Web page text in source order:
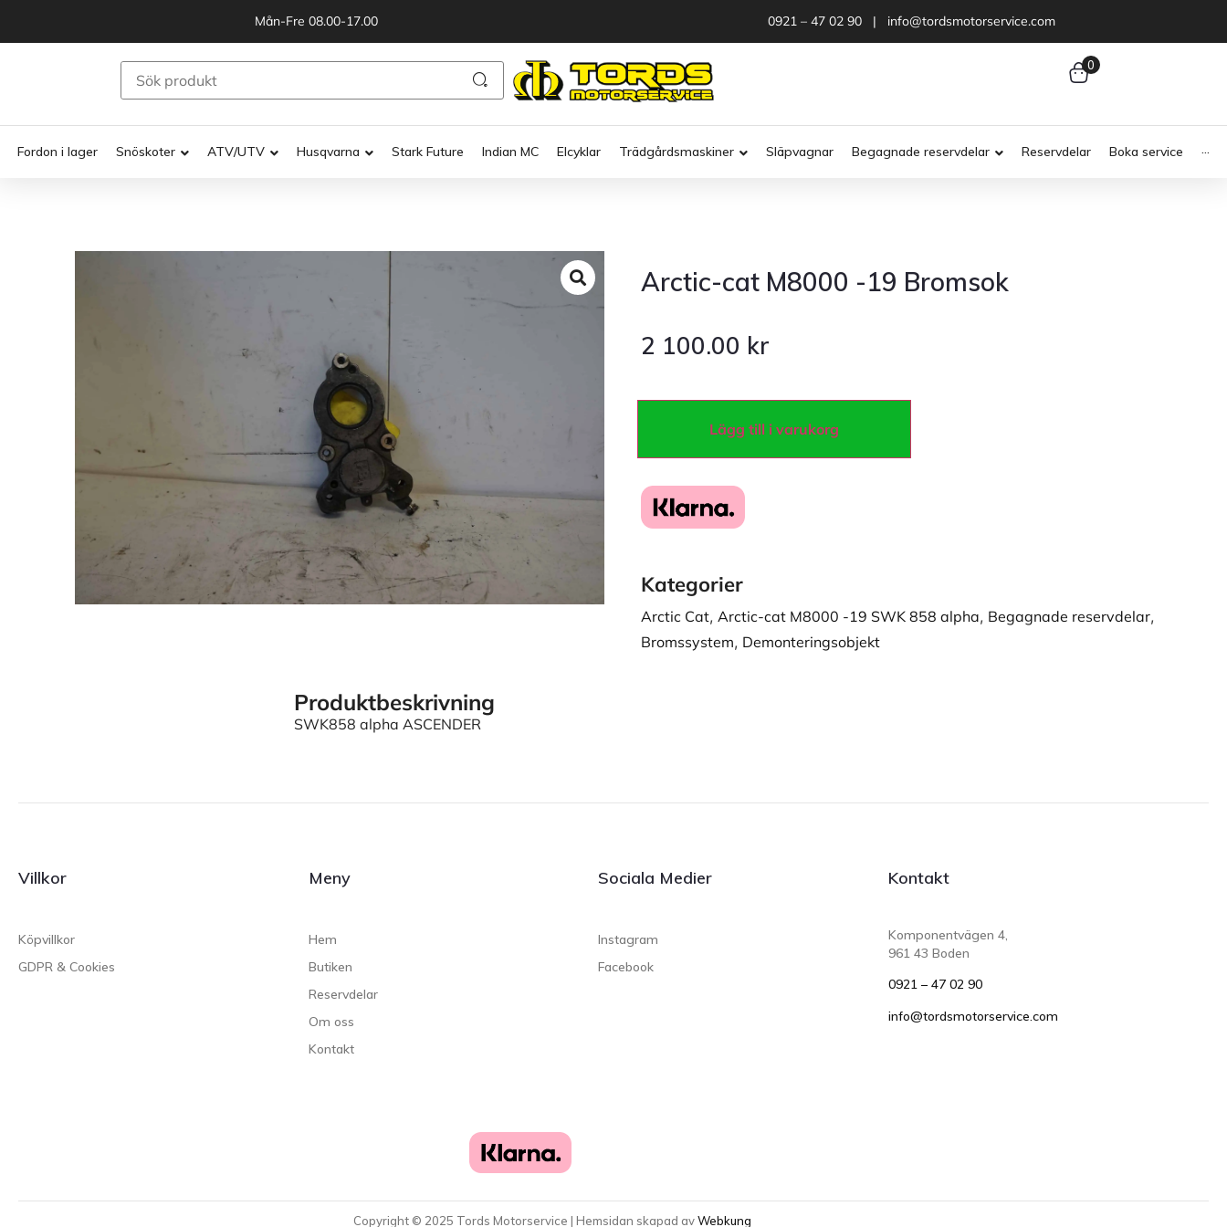
Mån-Fre 08.00-17.00 0921 – 47 02 90 | info@tordsmotorservice.com
0
Fordon i lager Snöskoter ATV/UTV Husqvarna Stark Future Indian MC Elcyklar Trädgårdsmaskiner Släpvagnar Begagnade reservdelar Reservdelar Boka service ···
Arctic-cat M8000 -19 Bromsok
2 100.00 kr
Lägg till i varukorg
Kategorier
Arctic Cat, Arctic-cat M8000 -19 SWK 858 alpha, Begagnade reservdelar,
Bromssystem, Demonteringsobjekt
Produktbeskrivning
SWK858 alpha ASCENDER
Villkor
Köpvillkor
GDPR & Cookies
Meny
Hem
Butiken
Reservdelar
Om oss
Kontakt
Sociala Medier
Instagram
Facebook
Kontakt
Komponentvägen 4,
961 43 Boden
0921 – 47 02 90
info@tordsmotorservice.com
Copyright © 2025 Tords Motorservice | Hemsidan skapad avWebkung